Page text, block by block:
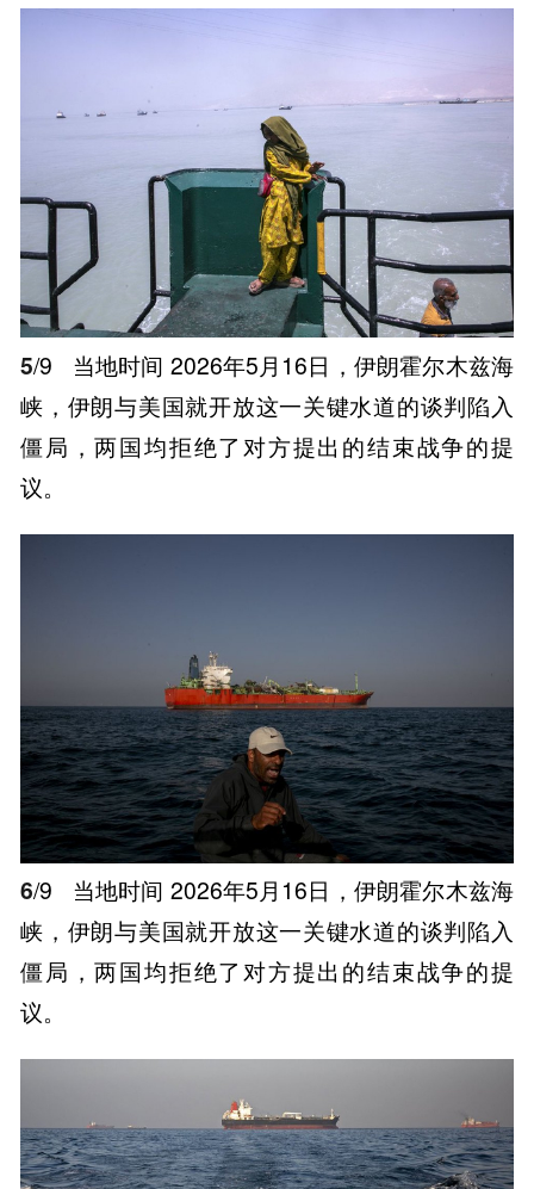
5/9
当地时间 2026年5月16日，伊朗霍尔木兹海
峡，伊朗与美国就开放这一关键水道的谈判陷入
僵局，两国均拒绝了对方提出的结束战争的提
议。
6/9
当地时间 2026年5月16日，伊朗霍尔木兹海
峡，伊朗与美国就开放这一关键水道的谈判陷入
僵局，两国均拒绝了对方提出的结束战争的提
议。